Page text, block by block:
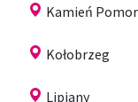
Kamień
Kołobrzeg
Lipiany